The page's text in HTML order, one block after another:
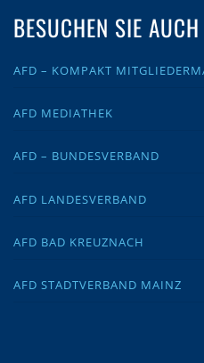
BESUCHEN SIE AUCH
AFD – KOMPAKT
AFD MEDIATHEK
AFD – BUNDESVERBAND
AFD LANDESVERBAND
AFD BAD KREUZNACH
AFD STADTVERBAND MAINZ